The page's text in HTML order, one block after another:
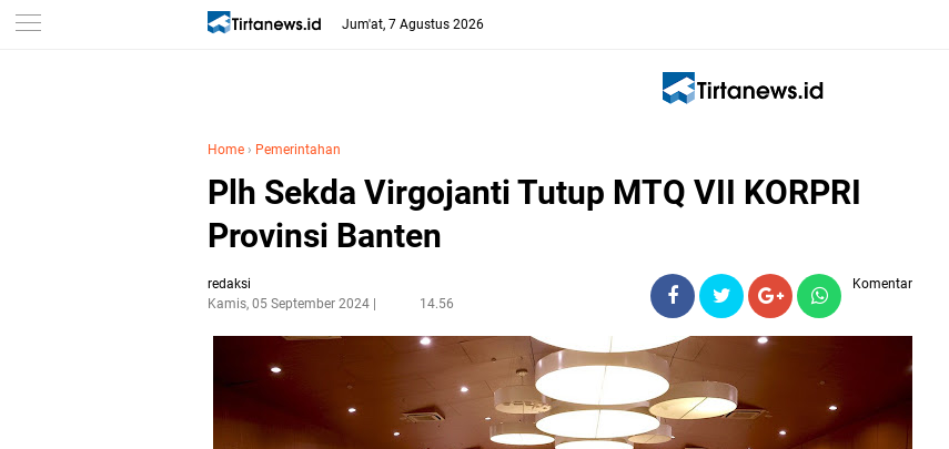
Jum'at, 7 Agustus 2026
Home › Pemerintahan
Plh Sekda Virgojanti Tutup MTQ VII KORPRI
Provinsi Banten
redaksi
Kamis, 05 September 2024
14.56
Komentar